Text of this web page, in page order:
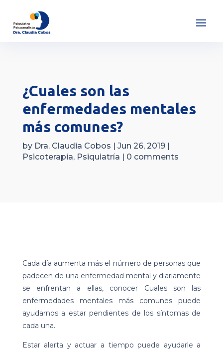
¿Cuales son las
enfermedades mentales
más comunes?
by Dra. Claudia Cobos | Jun 26, 2019|
Psicoterapia, Psiquiatría | 0 comments
Cada día aumenta más el número de personas que
padecen de una enfermedad mental y diariamente
se enfrentan a ellas, conocer Cuales son las
enfermedades mentales más comunes puede
ayudarnos a estar pendientes de los síntomas de
cada una.
Estar alerta y actuar a tiempo puede ayudarle a